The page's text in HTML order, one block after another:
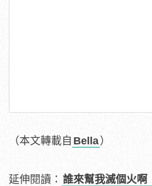
（本文轉載自 Bella）
延伸閱讀： 誰來幫我滅個火啊